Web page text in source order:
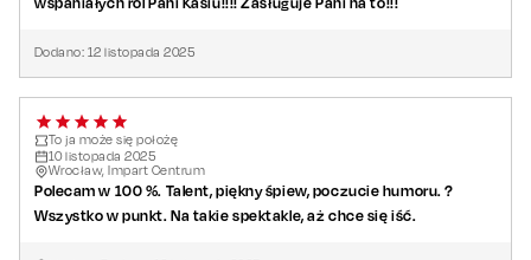
Dodano: 12 listopada 2025
To ja może się położę
10listopada 2025
Wrocław, Impart Centrum
Polecam w 100 %. Talent, piękny śpiew, poczucie humoru. ?
Wszystko w punkt. Na takie spektakle, aż chce się iść.